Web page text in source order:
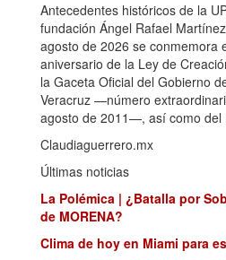
Antecedentes históricos de la
fundación Ángel Rafael
agosto de 2026 se conmemora
aniversario de la Ley de
la Gaceta Oficial del Gobierno
Veracruz —número
agosto de 2011—, así como del
Claudiaguerrero.mx
Últimas noticias
La Polémica | ¿Batalla por
de MORENA?
Clima de hoy en Miami para